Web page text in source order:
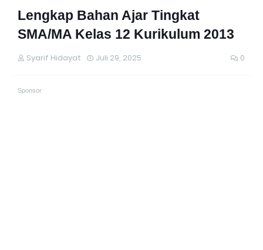
Lengkap Bahan Ajar Tingkat
SMA/MA Kelas 12 Kurikulum 2013
Syarif Hidayat Juli 29, 2025 0
Sponsor